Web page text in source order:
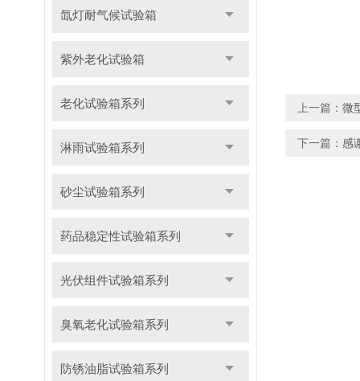
氙灯耐气候试验箱
紫外老化试验箱
老化试验箱系列
淋雨试验箱系列
砂尘试验箱系列
药品稳定性试验箱系列
光伏组件试验箱系列
臭氧老化试验箱系列
防锈油脂试验箱系列
上一篇： 微
下一篇： 感